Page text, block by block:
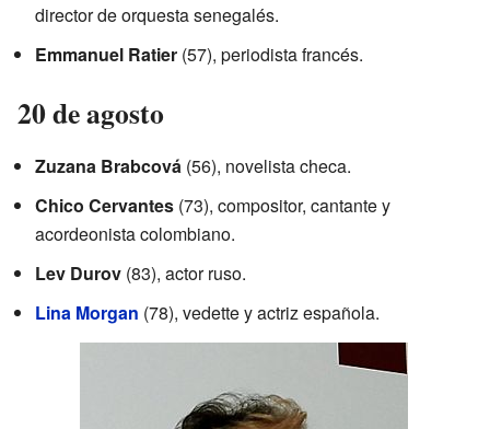
director de orquesta senegalés.
Emmanuel Ratier (57), periodista francés.
20 de agosto
Zuzana Brabcová (56), novelista checa.
Chico Cervantes (73), compositor, cantante y
acordeonista colombiano.
Lev Durov (83), actor ruso.
Lina Morgan (78), vedette y actriz española.